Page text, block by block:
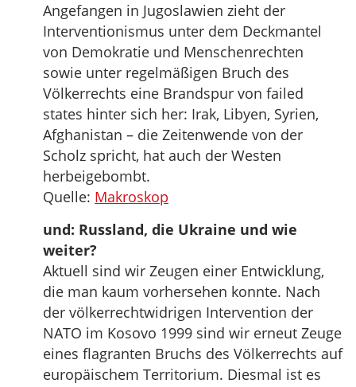
Angefangen in Jugoslawien zieht der
Interventionismus unter dem Deckmantel
von Demokratie und Menschenrechten
sowie unter regelmäßigen Bruch des
Völkerrechts eine Brandspur von failed
states hinter sich her: Irak, Libyen, Syrien,
Afghanistan – die Zeitenwende von der
Scholz spricht, hat auch der Westen
herbeigebombt.
Quelle: Makroskop
und: Russland, die Ukraine und wie
weiter?
Aktuell sind wir Zeugen einer Entwicklung,
die man kaum vorhersehen konnte. Nach
der völkerrechtwidrigen Intervention der
NATO im Kosovo 1999 sind wir erneut Zeuge
eines flagranten Bruchs des Völkerrechts auf
europäischem Territorium. Diesmal ist es